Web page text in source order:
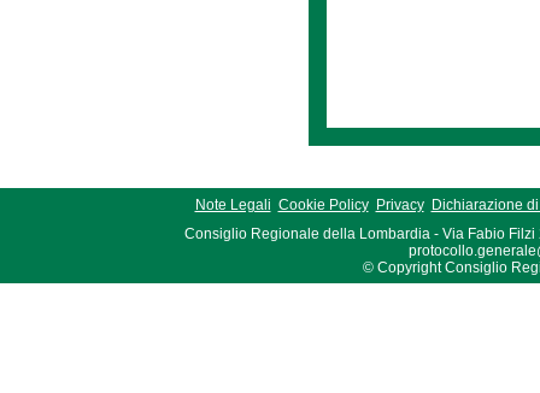
Note Legali Cookie Policy Privacy
Dichiarazione
Consiglio Regionale della Lombardia - Via Fabio Filzi
© Copyright Consiglio